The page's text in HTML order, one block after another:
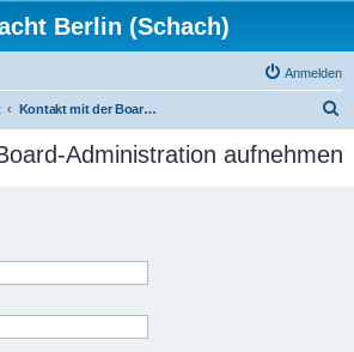
Berlin (Schach)
Anmelden
Kontakt mit der Board-Administration aufnehmen
c
Administration aufnehmen